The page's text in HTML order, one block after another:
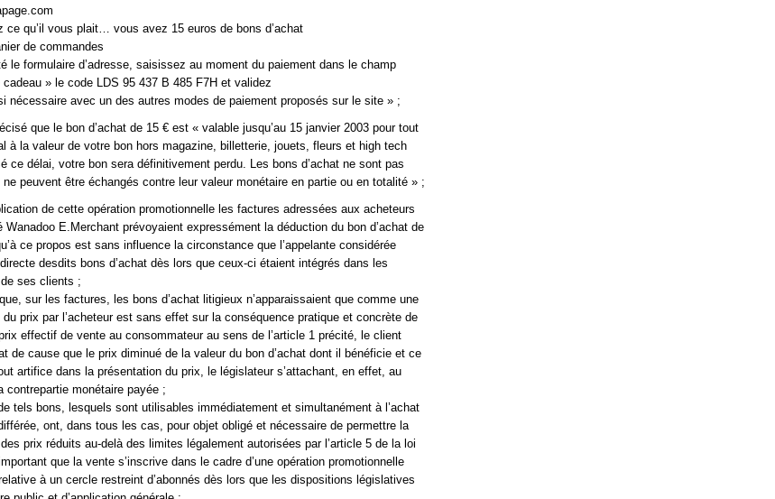
qu’il vous plait… vous avez 15 euros de bons d’achat
de commandes
le formulaire d’adresse, saisissez au moment du paiement dans le champ
cadeau » le code LDS 95 437 B 485 F7H et validez
nécessaire avec un des autres modes de paiement proposés sur le site » ;
que le bon d’achat de 15 € est « valable jusqu’au 15 janvier 2003 pour tout
à la valeur de votre bon hors magazine, billetterie, jouets, fleurs et high tech
ce délai, votre bon sera définitivement perdu. Les bons d’achat ne sont pas
peuvent être échangés contre leur valeur monétaire en partie ou en totalité » ;
de cette opération promotionnelle les factures adressées aux acheteurs
E.Merchant prévoyaient expressément la déduction du bon d’achat de
ce propos est sans influence la circonstance que l’appelante considérée
desdits bons d’achat dès lors que ceux-ci étaient intégrés dans les
ses clients ;
sur les factures, les bons d’achat litigieux n’apparaissaient que comme une
prix par l’acheteur est sans effet sur la conséquence pratique et concrète de
effectif de vente au consommateur au sens de l’article 1 précité, le client
de cause que le prix diminué de la valeur du bon d’achat dont il bénéficie et ce
artifice dans la présentation du prix, le législateur s’attachant, en effet, au
contrepartie monétaire payée ;
tels bons, lesquels sont utilisables immédiatement et simultanément à l’achat
ont, dans tous les cas, pour objet obligé et nécessaire de permettre la
prix réduits au-delà des limites légalement autorisées par l’article 5 de la loi
que la vente s’inscrive dans le cadre d’une opération promotionnelle
à un cercle restreint d’abonnés dès lors que les dispositions législatives